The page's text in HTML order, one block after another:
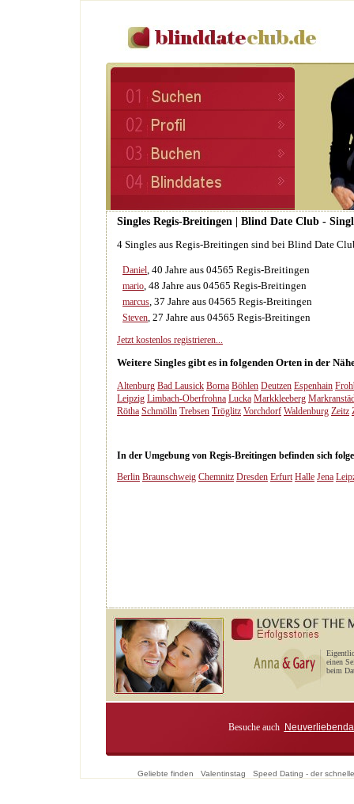
Singles Regis-Breitingen | Blind Date Club -
4 Singles aus Regis-Breitingen sind bei Blind Date
Daniel, 40 Jahre aus 04565 Regis-Breitingen
mario, 48 Jahre aus 04565 Regis-Breitingen
marcus, 37 Jahre aus 04565 Regis-Breitingen
Steven, 27 Jahre aus 04565 Regis-Breitingen
Jetzt kostenlos registrieren...
Weitere Singles gibt es in folgenden Orten in der
Altenburg Bad Lausick Borna Böhlen Deutzen Espenhain
Leipzig Limbach-Oberfrohna Lucka Markkleeberg
Rötha Schmölln Trebsen Tröglitz Vorchdorf Waldenburg Zeitz
In der Umgebung von Regis-Breitingen befinden sich
Berlin Braunschweig Chemnitz Dresden Erfurt Halle Jena
einen
beim
Besuche auch
Geliebte finden Valentinstag Speed Dating - der